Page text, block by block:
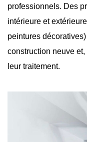
professionnels. Des
intérieure et
peintures
construction neuve
leur traitement.